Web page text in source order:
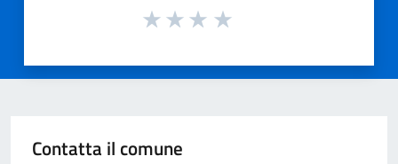
Contatta il comune